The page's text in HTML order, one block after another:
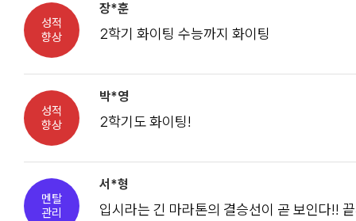
성적
향상
장*훈
2학기 화이팅 수능까지 화이팅
성적
향상
박*영
2학기도 화이팅!
멘탈
관리
서*형
입시라는 긴 마라톤의 결승선이 곧 보인다!!